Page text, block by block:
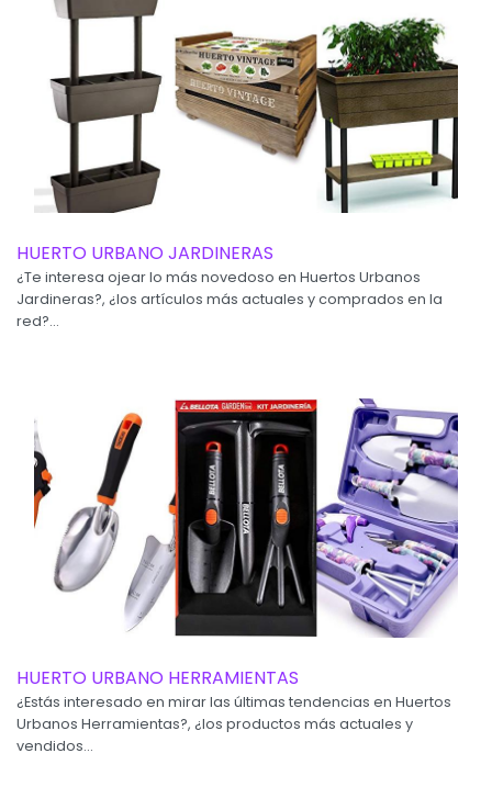
HUERTO URBANO JARDINERAS
¿Te interesa ojear lo más novedoso en Huertos Urbanos
Jardineras?, ¿los artículos más actuales y comprados en la
red?...
HUERTO URBANO HERRAMIENTAS
¿Estás interesado en mirar las últimas tendencias en Huertos
Urbanos Herramientas?, ¿los productos más actuales y
vendidos...